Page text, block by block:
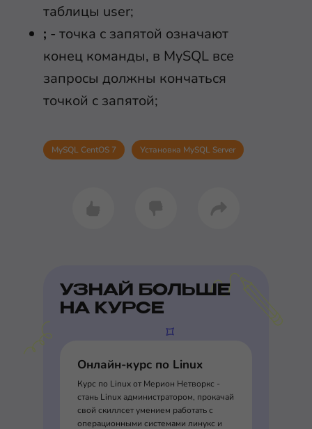
таблицы user;
; - точка с запятой означают
конец команды, в MySQL все
запросы должны кончаться
точкой с запятой;
MySQL CentOS 7 Установка MySQL Server
УЗНАЙ БОЛЬШЕ
НА КУРСЕ
Онлайн-курс по Linux
Курс по Linux от Мерион Нетворкс -
стань Linux администратором, прокачай
свой скиллсет умением работать с
операционными системами линукс и